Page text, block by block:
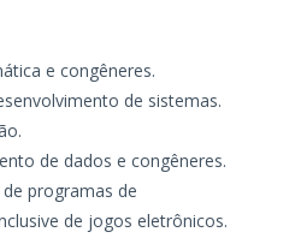
e congêneres.
de sistemas.
de dados e congêneres.
programas de
de jogos eletrônicos.